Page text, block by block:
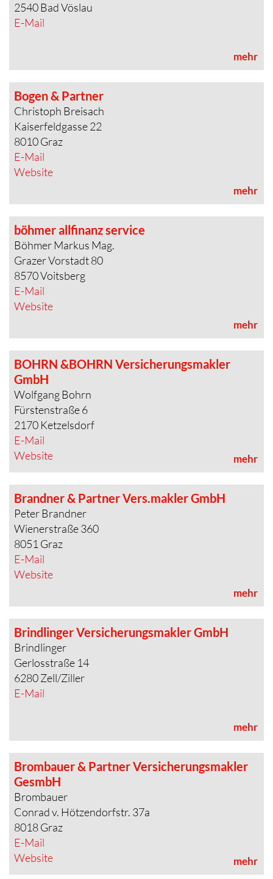
2540 Bad Vöslau
E-Mail
mehr
Bogen & Partner
Christoph Breisach
Kaiserfeldgasse 22
8010 Graz
E-Mail
Website
mehr
böhmer allfinanz service
Böhmer Markus Mag.
Grazer Vorstadt 80
8570 Voitsberg
E-Mail
Website
mehr
BOHRN &BOHRN Versicherungsmakler
GmbH
Wolfgang Bohrn
Fürstenstraße 6
2170 Ketzelsdorf
E-Mail
Website
mehr
Brandner & Partner Vers.makler GmbH
Peter Brandner
Wienerstraße 360
8051 Graz
E-Mail
Website
mehr
Brindlinger Versicherungsmakler GmbH
Brindlinger
Gerlosstraße 14
6280 Zell/Ziller
E-Mail
mehr
Brombauer & Partner Versicherungsmakler
GesmbH
Brombauer
Conrad v. Hötzendorfstr. 37a
8018 Graz
E-Mail
Website
mehr